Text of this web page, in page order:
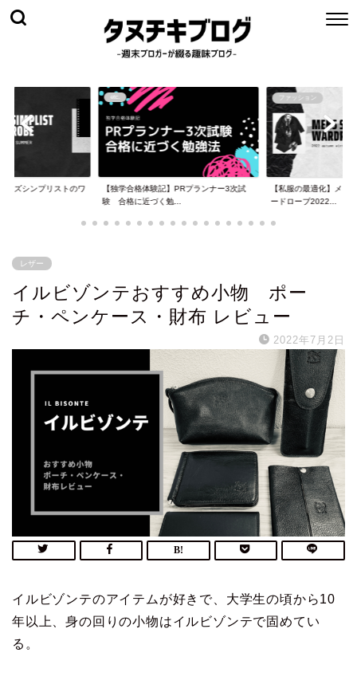
ンズシンプリストのワ
etc.
【独学合格体験記】PRプランナー3次試
験 合格に近づく勉...
ファッション
【私服の最適化】メン
ードローブ2022...
レザー
イルビゾンテおすすめ小物 ポー
チ・ペンケース・財布 レビュー
2022年7月2日
イルビゾンテのアイテムが好きで、大学生の頃から10
年以上、身の回りの小物はイルビゾンテで固めてい
る。